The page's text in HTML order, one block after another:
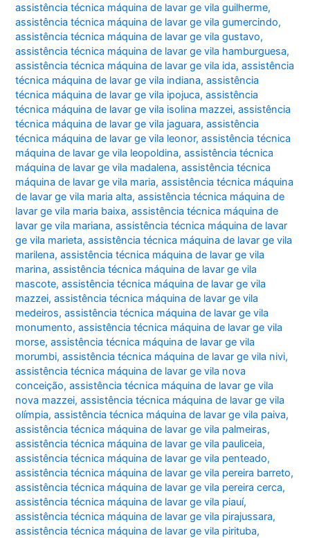
assistência técnica máquina de lavar ge vila guilherme,
assistência técnica máquina de lavar ge vila gumercindo,
assistência técnica máquina de lavar ge vila gustavo,
assistência técnica máquina de lavar ge vila hamburguesa,
assistência técnica máquina de lavar ge vila ida,assistência
técnica máquina de lavar ge vila indiana,assistência
técnica máquina de lavar ge vila ipojuca,assistência
técnica máquina de lavar ge vila isolina mazzei,assistência
técnica máquina de lavar ge vila jaguara,assistência
técnica máquina de lavar ge vila leonor,assistência técnica
máquina de lavar ge vila leopoldina,assistência técnica
máquina de lavar ge vila madalena,assistência técnica
máquina de lavar ge vila maria,assistência técnica máquina
de lavar ge vila maria alta,assistência técnica máquina de
lavar ge vila maria baixa,assistência técnica máquina de
lavar ge vila mariana,assistência técnica máquina de lavar
ge vila marieta,assistência técnica máquina de lavar ge vila
marilena,assistência técnica máquina de lavar ge vila
marina,assistência técnica máquina de lavar ge vila
mascote,assistência técnica máquina de lavar ge vila
mazzei,assistência técnica máquina de lavar ge vila
medeiros,assistência técnica máquina de lavar ge vila
monumento,assistência técnica máquina de lavar ge vila
morse,assistência técnica máquina de lavar ge vila
morumbi,assistência técnica máquina de lavar ge vila nivi,
assistência técnica máquina de lavar ge vila nova
conceição,assistência técnica máquina de lavar ge vila
nova mazzei,assistência técnica máquina de lavar ge vila
olímpia,assistência técnica máquina de lavar ge vila paiva,
assistência técnica máquina de lavar ge vila palmeiras,
assistência técnica máquina de lavar ge vila pauliceia,
assistência técnica máquina de lavar ge vila penteado,
assistência técnica máquina de lavar ge vila pereira barreto,
assistência técnica máquina de lavar ge vila pereira cerca,
assistência técnica máquina de lavar ge vila piauí,
assistência técnica máquina de lavar ge vila pirajussara,
assistência técnica máquina de lavar ge vila pirituba,